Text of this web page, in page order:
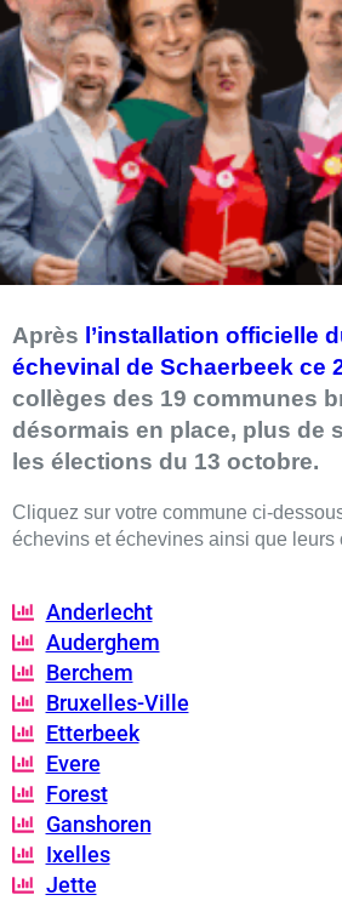
Après l’installation officielle
échevinal de Schaerbeek ce
collèges des 19 communes
désormais en place, plus de
les élections du 13 octobre.
Cliquez sur votre commune ci-
échevins et échevines ainsi que leurs
Anderlecht
Auderghem
Berchem
Bruxelles-Ville
Etterbeek
Evere
Forest
Ganshoren
Ixelles
Jette